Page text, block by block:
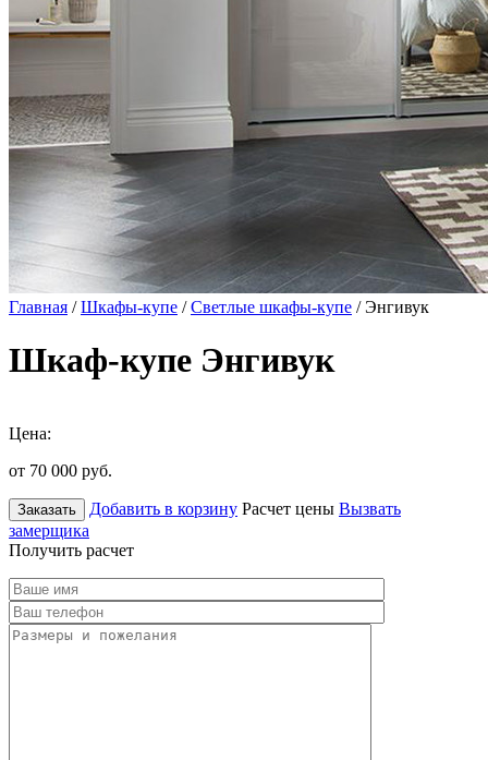
Главная /Шкафы-купе /Светлые шкафы-купе / Энгивук
Шкаф-купе Энгивук
Цена:
от 70 000 руб.
Заказать Добавить в корзину Расчет цены Вызвать
замерщика
Получить расчет